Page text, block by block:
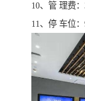
10、管 理费
11、停 车位